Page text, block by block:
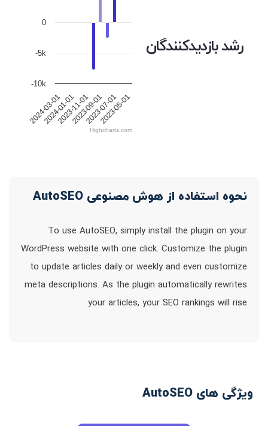
رشد بازدیدکنندگان
2024-03-01
2024-01-01
2023-11-01
2023-09-01
2023-07-01
2023-05-01
-10k
-5k
0
Highcharts.com
نحوه استفاده از هوش مصنوعی AutoSEO
To use AutoSEO, simply install the plugin on your
WordPress website with one click. Customize the plugin
to update articles daily or weekly and even customize
meta descriptions. As the plugin automatically rewrites
your articles, your SEO rankings will rise
ویژگی های AutoSEO